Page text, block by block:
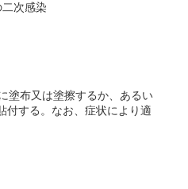
次感染
塗布又は塗擦するか、あるい
付する。なお、症状により適